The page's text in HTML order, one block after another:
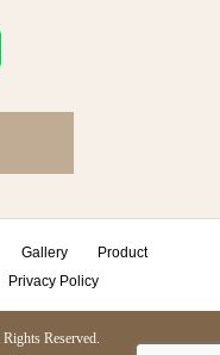
Gallery
Product
Privacy Policy
Reserved.